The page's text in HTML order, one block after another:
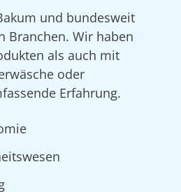
und bundesweit
Branchen. Wir haben
als auch mit
oder
Erfahrung.